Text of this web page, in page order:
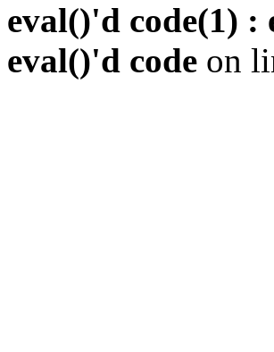
eval()'d code(1) :
eval()'d code on